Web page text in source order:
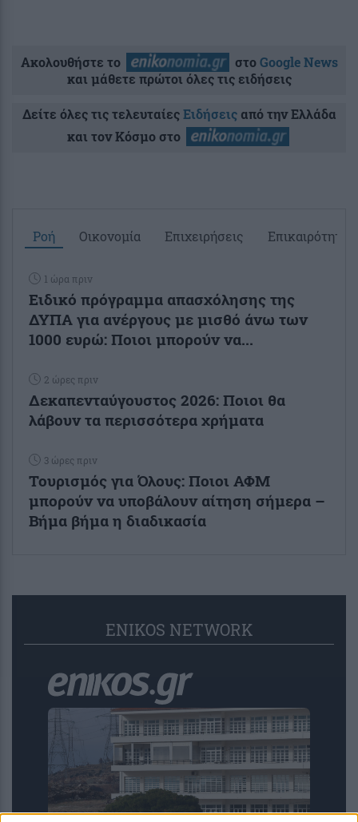
Ακολουθήστε το στοGoogle News
και μάθετε πρώτοι όλες τις ειδήσεις
Δείτε όλες τις τελευταίεςΕιδήσειςαπό την Ελλάδα
και τον Κόσμο στο
Ροή Οικονομία Επιχειρήσεις Επικαιρότητα
1 ώρα πριν
Ειδικό πρόγραμμα απασχόλησης της
ΔΥΠΑ για ανέργους με μισθό άνω των
1000 ευρώ: Ποιοι μπορούν να...
2 ώρες πριν
Δεκαπενταύγουστος 2026: Ποιοι θα
λάβουν τα περισσότερα χρήματα
3 ώρες πριν
Τουρισμός για Όλους: Ποιοι ΑΦΜ
μπορούν να υποβάλουν αίτηση σήμερα –
Βήμα βήμα η διαδικασία
ENIKOS NETWORK